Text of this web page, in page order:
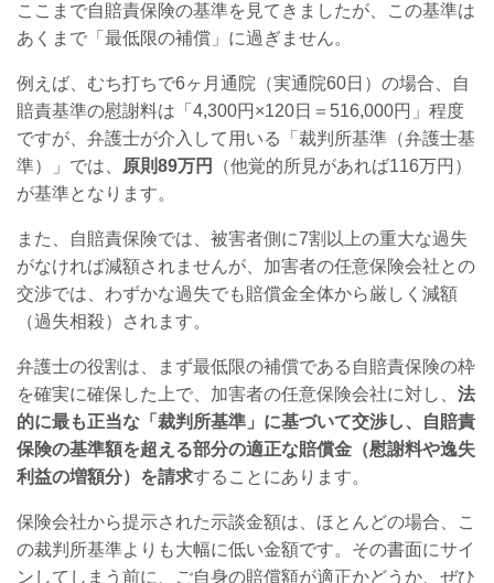
ここまで自賠責保険の基準を見てきましたが、この基準は
あくまで「最低限の補償」に過ぎません。
例えば、むち打ちで6ヶ月通院（実通院60日）の場合、自
賠責基準の慰謝料は「 4,300円 ×120日＝ 516,000円」程度
ですが、弁護士が介入して用いる「裁判所基準（弁護士基
準）」では、
原則89万円 （他覚的所見があれば116万円）
が基準となります。
また、自賠責保険では、被害者側に7割以上の重大な過失
がなければ減額されませんが、加害者の任意保険会社との
交渉では、わずかな過失でも賠償金全体から厳しく減額
（過失相殺）されます。
弁護士の役割は、まず最低限の補償である自賠責保険の枠
を確実に確保した上で、加害者の任意保険会社に対し、 法
的に最も正当な「裁判所基準」に基づいて交渉し、自賠責
保険の基準額を超える部分の適正な賠償金（慰謝料や逸失
利益の増額分）を請求することにあります。
保険会社から提示された示談金額は、ほとんどの場合、こ
の裁判所基準よりも大幅に低い金額です。その書面にサイ
ンしてしまう前に、ご自身の賠償額が適正かどうか、ぜひ